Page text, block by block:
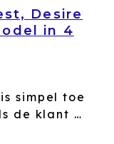
Desire
in 4
simpel toe
de klant …